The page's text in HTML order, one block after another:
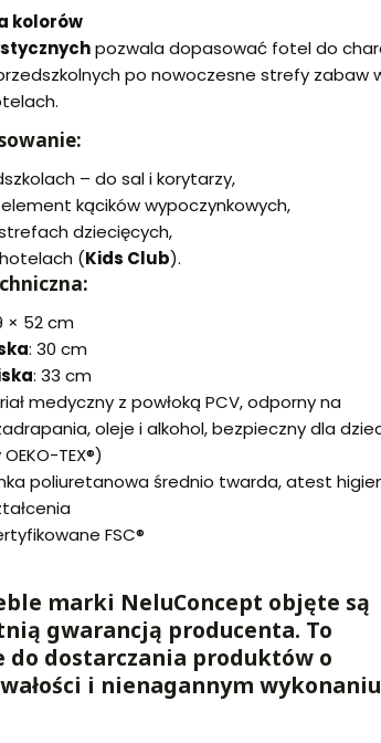
kolorów
pozwala dopasować fotel do
po nowoczesne strefy zabaw
– do sal i korytarzy,
kącików wypoczynkowych,
dziecięcych,
(Kids Club).
× 52 cm
: 30 cm
: 33 cm
medyczny z powłoką PCV, odporny na
oleje i alkohol, bezpieczny dla
TEX®)
poliuretanowa średnio twarda, atest
FSC®
marki NeluConcept objęte są
gwarancją producenta. To
do dostarczania produktów o
i nienagannym